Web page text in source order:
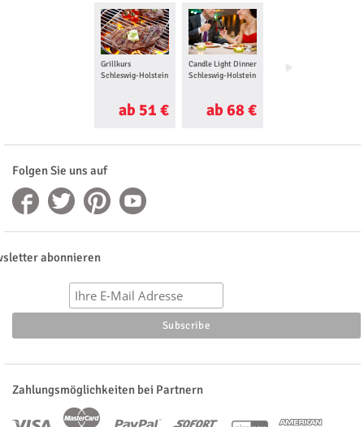
Grillkurs
Schleswig-Holstein
ab 51 €
Candle Light Dinner
Schleswig-Holstein
ab 68 €
Sushi Kochkurs
Folgen Sie uns auf
abonnieren
Zahlungsmöglichkeiten bei Partnern